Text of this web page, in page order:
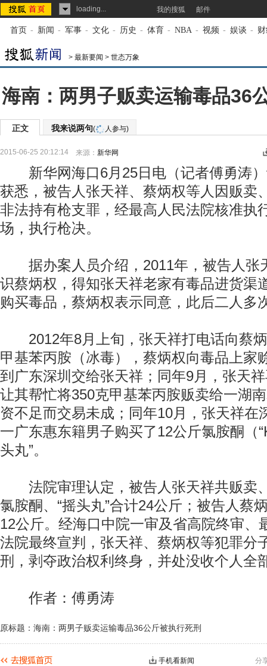
loading... 我的搜狐 邮件
首页 - 新闻 - 军事 - 文化 - 历史 - 体育 - NBA - 视频 - 娱谈 -
> 最新要闻 > 世态万象
海南：两男子贩卖运输毒品36
正文 我来说两句( 人参与)
2015-06-25 20:12:14 来源： 新华网
新华网海口6月25日电（记者傅勇涛）
获悉，被告人张天祥、蔡炳权等人因贩卖
非法持有枪支罪，经最高人民法院核准执
场，执行枪决。
据办案人员介绍，2011年，被告人张
识蔡炳权，得知张天祥老家有毒品进货渠
购买毒品，蔡炳权表示同意，此后二人多
2012年8月上旬，张天祥打电话向蔡炳
甲基苯丙胺（冰毒），蔡炳权向毒品上家
到广东深圳交给张天祥；同年9月，张天
让其帮忙将350克甲基苯丙胺贩卖给一湖
资不足而交易未成；同年10月，张天祥在
一广东惠东籍男子购买了12公斤氯胺酮（
头丸”。
法院审理认定，被告人张天祥共贩卖
氯胺酮、“摇头丸”合计24公斤；被告人蔡
12公斤。经海口中院一审及省高院终审、
法院最终宣判，张天祥、蔡炳权等犯罪分
刑，剥夺政治权利终身，并处没收个人全
作者：傅勇涛
原标题：海南：两男子贩卖运输毒品36公斤被执行死刑
分
手机看新闻